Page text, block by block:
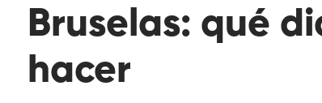
Bruselas: qué
hacer